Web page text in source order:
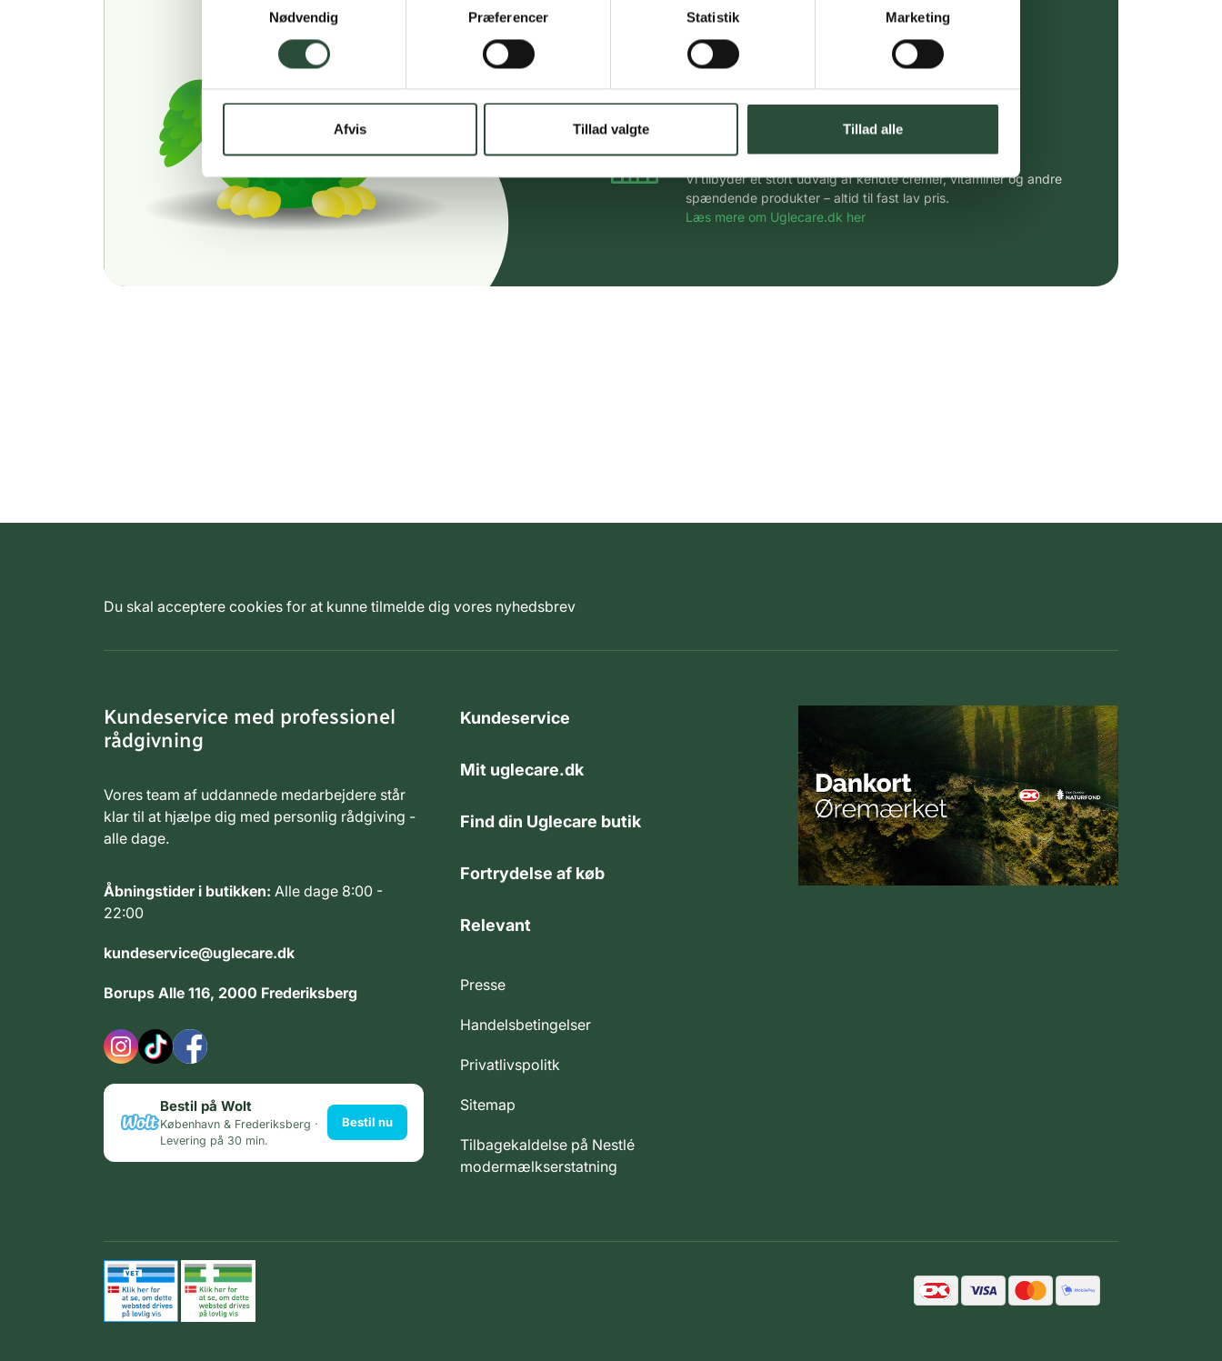
Nødvendig
Præferencer Statistik Marketing
Afvis Tillad valgte Tillad alle
Hurtigt leveringen via GLS, og DAO
Faste lave priser*
*Gælder ikke ernæringsprodukter.
Stort udvalg af kendte produkter
Vi tilbyder et stort udvalg af kendte cremer, vitaminer og andre
spændende produkter – altid til fast lav pris.
Læs mere om Uglecare.dk her
Du skal acceptere cookies for at kunne tilmelde dig vores nyhedsbrev
Kundeservice med professionel
rådgivning
Vores team af uddannede medarbejdere står
klar til at hjælpe dig med personlig rådgiving -
alle dage.
Åbningstider i butikken: Alle dage 8:00 -
22:00
kundeservice@uglecare.dk
Borups Alle 116, 2000 Frederiksberg
Bestil på Wolt
København & Frederiksberg ·
Levering på 30 min.
Bestil nu
Kundeservice
Mit uglecare.dk
Find din Uglecare butik
Fortrydelse af køb
Relevant
Presse
Handelsbetingelser
Privatlivspolitk
Sitemap
Tilbagekaldelse på Nestlé
modermælkserstatning